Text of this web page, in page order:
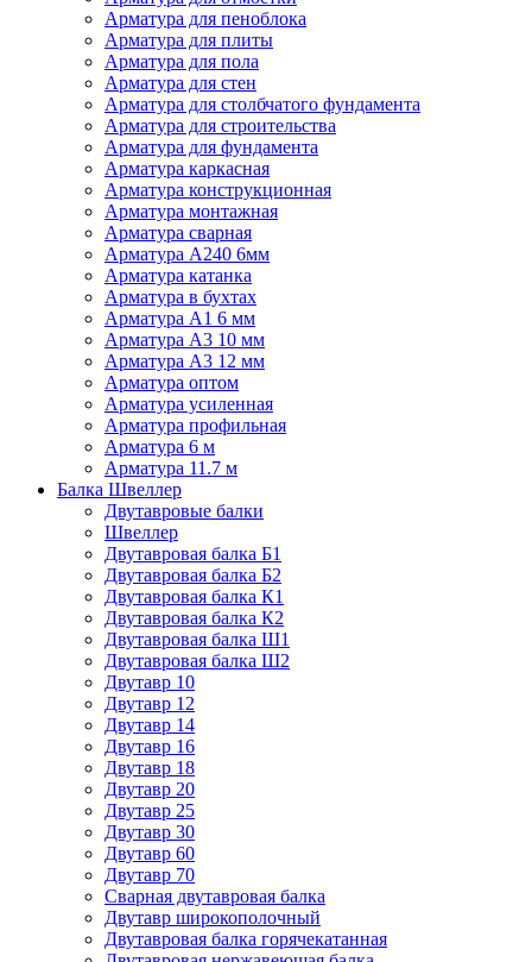
Арматура для пеноблока
Арматура для плиты
Арматура для пола
Арматура для стен
Арматура для столбчатого фундамента
Арматура для строительства
Арматура для фундамента
Арматура каркасная
Арматура конструкционная
Арматура монтажная
Арматура сварная
Арматура А240 6мм
Арматура катанка
Арматура в бухтах
Арматура А1 6 мм
Арматура А3 10 мм
Арматура А3 12 мм
Арматура оптом
Арматура усиленная
Арматура профильная
Арматура 6 м
Арматура 11.7 м
Балка Швеллер
Двутавровые балки
Швеллер
Двутавровая балка Б1
Двутавровая балка Б2
Двутавровая балка К1
Двутавровая балка К2
Двутавровая балка Ш1
Двутавровая балка Ш2
Двутавр 10
Двутавр 12
Двутавр 14
Двутавр 16
Двутавр 18
Двутавр 20
Двутавр 25
Двутавр 30
Двутавр 60
Двутавр 70
Сварная двутавровая балка
Двутавр широкополочный
Двутавровая балка горячекатанная